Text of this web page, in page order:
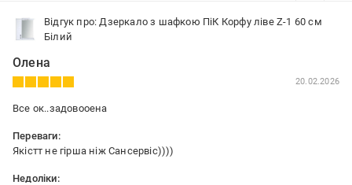
Відгук про: Дзеркало з шафкою ПіК Корфу ліве Z-1 60 см
Білий
Олена
20.02.2026
Все ок..задовооена
Переваги:
Якістт не гірша ніж Сансервіс))))
Недоліки: